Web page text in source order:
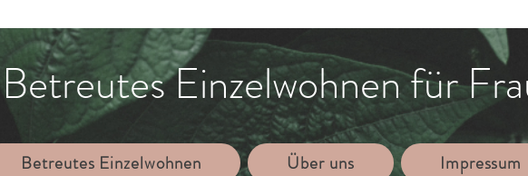
Betreutes Einzelwohnen für
Betreutes Einzelwohnen Über uns Impressum